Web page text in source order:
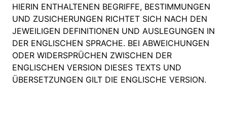
HIERIN ENTHALTENEN BEGRIFFE, BESTIMMUNGEN
UND ZUSICHERUNGEN RICHTET SICH NACH DEN
JEWEILIGEN DEFINITIONEN UND AUSLEGUNGEN IN
DER ENGLISCHEN SPRACHE. BEI ABWEICHUNGEN
ODER WIDERSPRÜCHEN ZWISCHEN DER
ENGLISCHEN VERSION DIESES TEXTS UND
ÜBERSETZUNGEN GILT DIE ENGLISCHE VERSION.